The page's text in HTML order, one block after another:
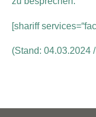
[shariff
(Stand: 04.03.2024